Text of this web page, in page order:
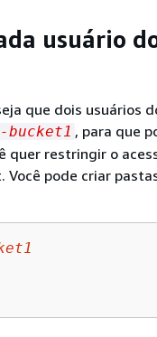
usuário
que dois usuários
bucket1 , para que
quer restringir o
Você pode criar